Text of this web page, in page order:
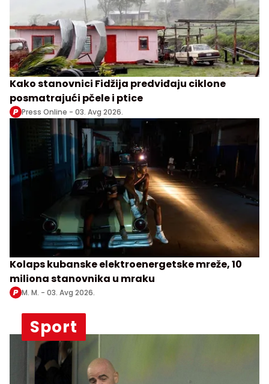
Kako stanovnici Fidžija predviđaju ciklone
posmatrajući pčele i ptice
Press Online - 03. Avg 2026.
Kolaps kubanske elektroenergetske mreže, 10
miliona stanovnika u mraku
M. M. - 03. Avg 2026.
Sport